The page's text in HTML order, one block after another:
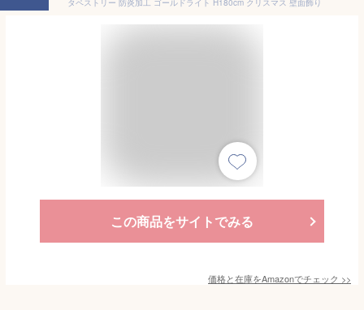
タペストリー 防炎加工 ゴールドライト H180cm クリスマス 壁面飾り
この商品をサイトでみる
価格と在庫をAmazonでチェック >>